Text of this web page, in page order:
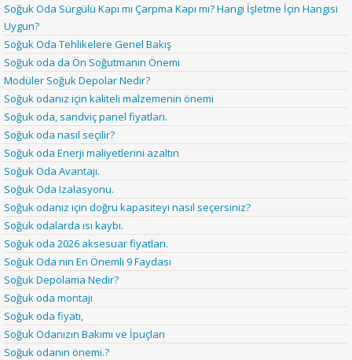
Soğuk Oda Sürgülü Kapı mı Çarpma Kapı mı? Hangi İşletme İçin Hangisi
Uygun?
Soğuk Oda Tehlikelere Genel Bakış
Soğuk oda da Ön Soğutmanın Önemi
Modüler Soğuk Depolar Nedir?
Soğuk odanız için kaliteli malzemenin önemi
Soğuk oda, sandviç panel fiyatları.
Soğuk oda nasıl seçilir?
Soğuk oda Enerji maliyetlerini azaltın
Soğuk Oda Avantajı.
Soğuk Oda Izalasyonu.
Soğuk odanız için doğru kapasiteyi nasıl seçersiniz?
Soğuk odalarda ısı kaybı.
Soğuk oda 2026 aksesuar fiyatları.
Soğuk Oda nın En Önemli 9 Faydası
Soğuk Depolama Nedir?
Soğuk oda montajı
Soğuk oda fiyatı,
Soğuk Odanızın Bakımı ve İpuçları
Soğuk odanın önemi.?